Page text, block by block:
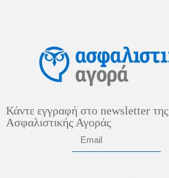
Κάντε εγγραφή στο newsletter της
Ασφαλιστικής Αγοράς